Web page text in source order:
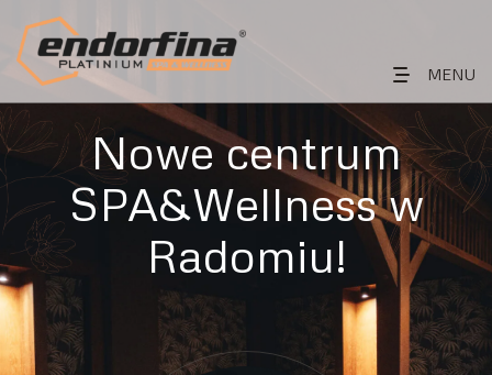
MENU
Nowe centrum
SPA&Wellness w
Radomiu!